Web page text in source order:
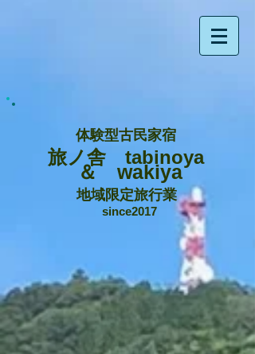
体験型古民家宿
旅ノ舎 tabinoya
＆ wakiya
地域限定旅行業
since2017